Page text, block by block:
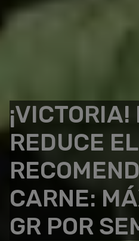
REDUCE
CARNE:
GR POR